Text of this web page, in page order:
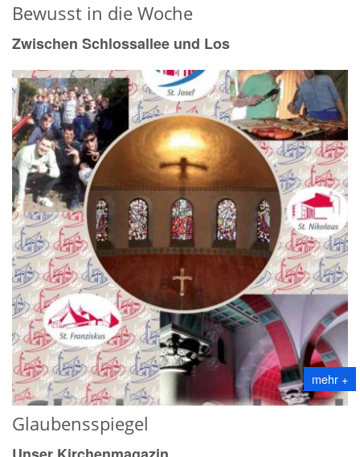
Bewusst in die Woche
Zwischen Schlossallee und Los
mehr +
Glaubensspiegel